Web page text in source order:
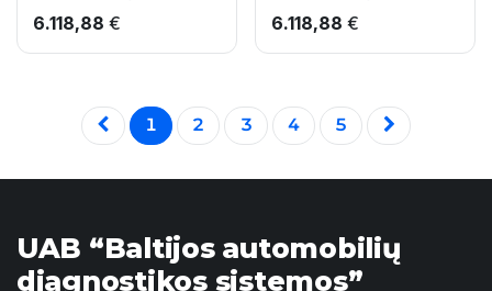
6.118,88 € 6.118,88 €
1 2 3 4 5
UAB “Baltijos automobilių
diagnostikos sistemos”